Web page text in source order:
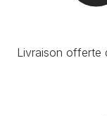
Livraison offerte